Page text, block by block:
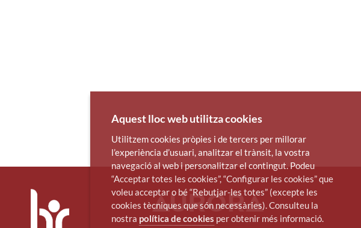
Aquest lloc web utilitza cookies
Utilitzem cookies pròpies i de tercers per millorar
l’experiència d’usuari, analitzar el trànsit, la vostra
navegació al web i personalitzar el contingut. Podeu
“Acceptar totes les cookies”, “Configurar les cookies” que
voleu acceptar o bé “Rebutjar-les totes” (excepte les
cookies tècniques que són necessàries). Consulteu la
nostra política de cookies per obtenir més informació.